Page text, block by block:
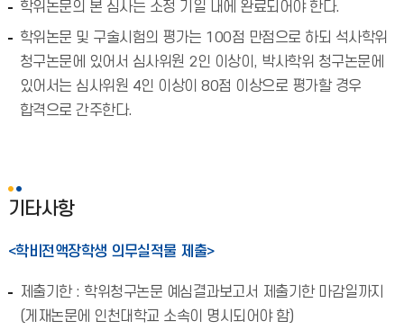
학위논문의 본 심사는 소정 기일 내에 완료되어야 한다.
학위논문 및 구술시험의 평가는 100점 만점으로 하되 석사학위
청구논문에 있어서 심사위원 2인 이상이, 박사학위 청구논문에
있어서는 심사위원 4인 이상이 80점 이상으로 평가할 경우
합격으로 간주한다.
기타사항
<학비전액장학생 의무실적물 제출>
제출기한 : 학위청구논문 예심결과보고서 제출기한 마감일까지
(게재논문에 인천대학교 소속이 명시되어야 함)